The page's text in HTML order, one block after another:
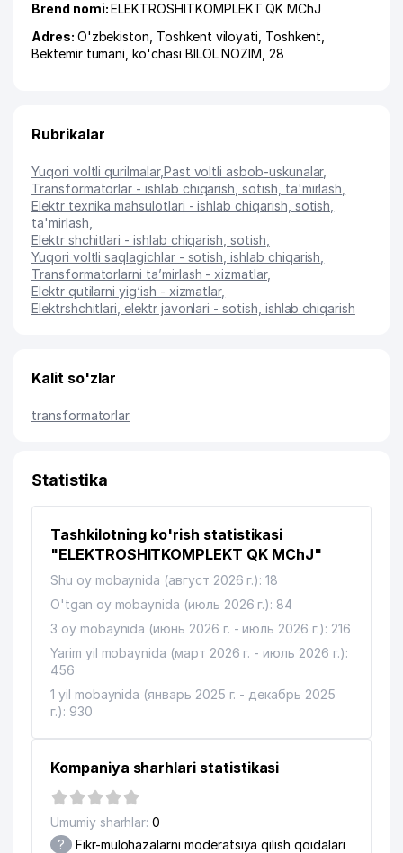
Brend nomi:ELEKTROSHITKOMPLEKT QK MChJ
Adres: O'zbekiston, Toshkent viloyati Toshkent
Bektemir tumani ,ko'chasi BILOL NOZIM , 28
Rubrikalar
Yuqori voltli qurilmalar,Past voltli asbob-uskunalar,
Transformatorlar - ishlab chiqarish, sotish, ta'mirlash
Elektr texnika mahsulotlari - ishlab chiqarish, sotish,
ta'mirlash
Elektr shchitlari - ishlab chiqarish, sotish
Yuqori voltli saqlagichlar - sotish, ishlab chiqarish
Transformatorlarni ta’mirlash - xizmatlar,
Elektr qutilarni yig‘ish - xizmatlar,
Elektrshchitlari, elektr javonlari - sotish, ishlab chiqarish
Kalit so'zlar
transformatorlar
Statistika
Tashkilotning ko'rish statistikasi
"ELEKTROSHITKOMPLEKT QK MChJ"
Shu oy mobaynida (август 2026 г.): 18
O'tgan oy mobaynida (июль 2026 г.): 84
3 oy mobaynida (июнь 2026 г. - июль 2026 г.): 216
Yarim yil mobaynida (март 2026 г. - июль 2026 г.):
456
1 yil mobaynida (январь 2025 г. - декабрь 2025
г.): 930
Kompaniya sharhlari statistikasi
Umumiy sharhlar: 0
? Fikr-mulohazalarni moderatsiya qilish qoidalari